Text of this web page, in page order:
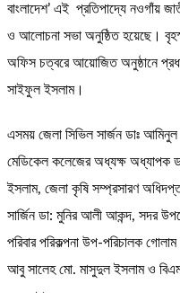
বাংলাদেশ’ এই প্রতিপাদ্যে নওগাঁয়
ও আলোচনা সভা অনুষ্ঠিত হয়েছে।
অফিস চত্বরে আয়োজিত অনুষ্ঠানে
সাইফুল ইসলাম।
এসময় জেলা সিভিল সার্জন ডাঃ
মেডিকেল কলেজের অধ্যক্ষ অধ্যাপক
ইসলাম, জেলা কৃষি সম্প্রসারণ
সার্জিন ডা: মুনির আলী আকন্দ, সদর
পরিবার পরিকল্পনা উপ-পরিচালক
আবু সালেহ মো. মাসুদুল ইসলাম ও